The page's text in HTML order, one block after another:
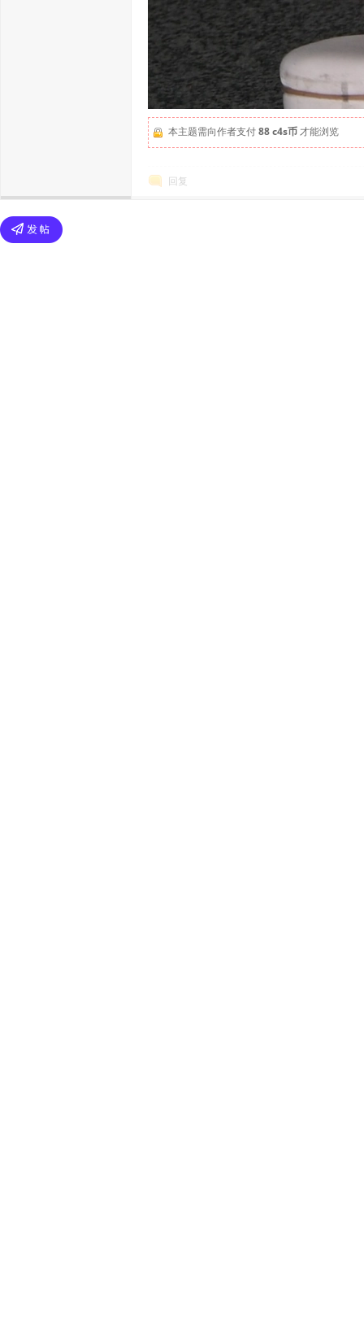
本主题需向作者支付88 c4s币才能浏览
回复